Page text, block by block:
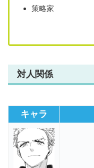
策略家
対人関係
キャラ